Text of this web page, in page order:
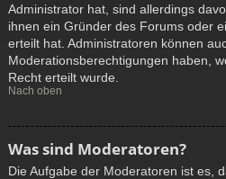
Administrator hat, sind allerdings
ihnen ein Gründer des Forums oder
erteilt hat. Administratoren können
Moderationsberechtigungen haben,
Recht erteilt wurde.
Nach oben
Was sind Moderatoren?
Die Aufgabe der Moderatoren ist es,